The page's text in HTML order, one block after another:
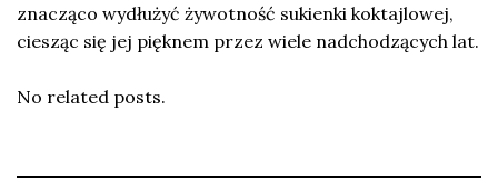
znacząco wydłużyć żywotność sukienki koktajlowej,
ciesząc się jej pięknem przez wiele nadchodzących lat.
No related posts.